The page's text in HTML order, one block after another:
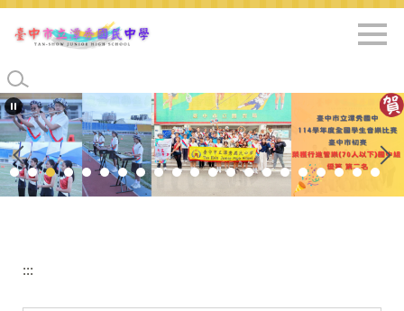
跳
到
要
內
容
區
:::